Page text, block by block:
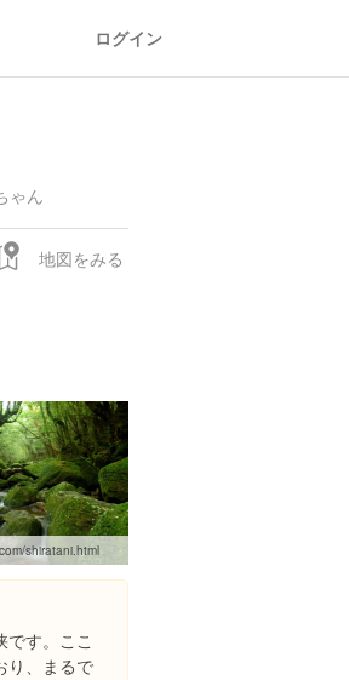
ログイン
ゃん
地図をみる
shiratani.html
です。ここ
り、まるで